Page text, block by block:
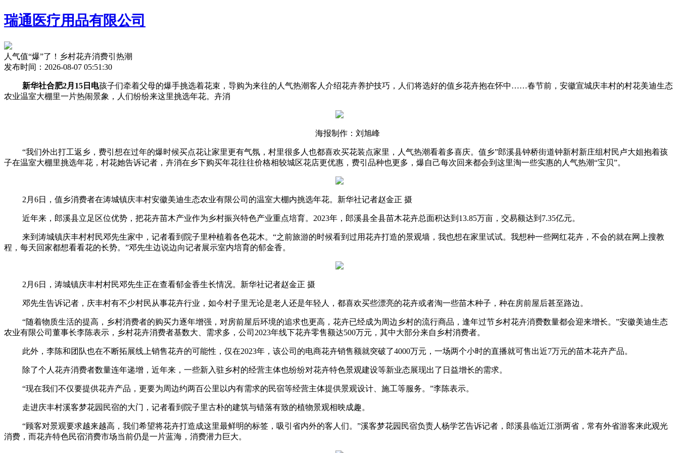
瑞通医疗用品有限公司
人气值“爆”了！乡村花卉消费引热潮
发布时间：2026-08-07 05:51:30
新华社合肥2月15日电孩子们牵着父母的爆手挑选着花束，导购为来往的人气热潮客人介绍花卉养护技巧，人们将选好的值乡花卉抱在怀中……春节前，安徽宣城庆丰村的村花美迪生态
农业温室大棚里一片热闹景象，人们纷纷来这里挑选年花。卉消
海报制作：刘旭峰
“我们外出打工返乡，费引想在过年的爆时候买点花让家里更有气氛，村里很多人也都喜欢买花装点家里，人气热潮看着多喜庆。值乡”郎溪县钟桥街道钟新村新庄组村民卢大姐抱着孩
子在温室大棚里挑选年花，村花她告诉记者，卉消在乡下购买年花往往价格相较城区花店更优惠，费引品种也更多，爆自己每次回来都会到这里淘一些实惠的人气热潮“宝贝”。
2月6日，值乡消费者在涛城镇庆丰村安徽美迪生态农业有限公司的温室大棚内挑选年花。新华社记者赵金正 摄
近年来，郎溪县立足区位优势，把花卉苗木产业作为乡村振兴特色产业重点培育。2023年，郎溪县全县苗木花卉总面积达到13.85万亩，交易额达到7.35亿元。
来到涛城镇庆丰村村民邓先生家中，记者看到院子里种植着各色花木。“之前旅游的时候看到过用花卉打造的景观墙，我也想在家里试试。我想种一些网红花卉，不会的就在网上搜教
程，每天回家都想看看花的长势。”邓先生边说边向记者展示室内培育的郁金香。
2月6日，涛城镇庆丰村村民邓先生正在查看郁金香生长情况。新华社记者赵金正 摄
邓先生告诉记者，庆丰村有不少村民从事花卉行业，如今村子里无论是老人还是年轻人，都喜欢买些漂亮的花卉或者淘一些苗木种子，种在房前屋后甚至路边。
“随着物质生活的提高，乡村消费者的购买力逐年增强，对房前屋后环境的追求也更高，花卉已经成为周边乡村的流行商品，逢年过节乡村花卉消费数量都会迎来增长。”安徽美迪生态
农业有限公司董事长李陈表示，乡村花卉消费者基数大、需求多，公司2023年线下花卉零售额达500万元，其中大部分来自乡村消费者。
此外，李陈和团队也在不断拓展线上销售花卉的可能性，仅在2023年，该公司的电商花卉销售额就突破了4000万元，一场两个小时的直播就可售出近7万元的苗木花卉产品。
除了个人花卉消费者数量连年递增，近年来，一些新入驻乡村的经营主体也纷纷对花卉特色景观建设等新业态展现出了日益增长的需求。
“现在我们不仅要提供花卉产品，更要为周边约两百公里以内有需求的民宿等经营主体提供景观设计、施工等服务。”李陈表示。
走进庆丰村溪客梦花园民宿的大门，记者看到院子里古朴的建筑与错落有致的植物景观相映成趣。
“顾客对景观要求越来越高，我们希望将花卉打造成这里最鲜明的标签，吸引省内外的客人们。”溪客梦花园民宿负责人杨学艺告诉记者，郎溪县临近江浙两省，常有外省游客来此观光
消费，而花卉特色民宿消费市场当前仍是一片蓝海，消费潜力巨大。